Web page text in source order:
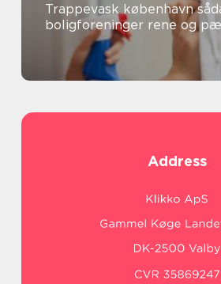
Trappevask københavn sådan sikrer
boligforeninger rene og
Address